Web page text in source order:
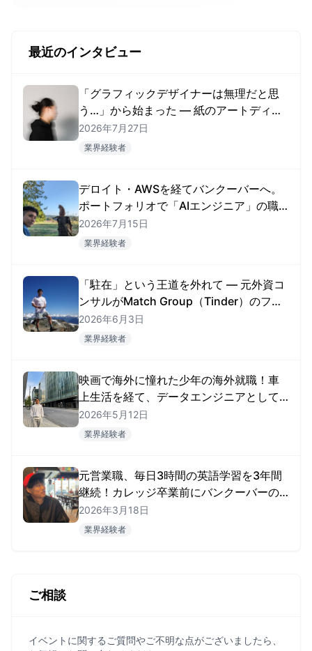
最近のインタビュー
「グラフィックデザイナーは無理だと思
う…」から始まった — 紙のアートディレ
クターがカナダ・アメリカで現地就職す
るまで
2026年7月27日
業界経験者
デロイト・AWSを経てバンクーバーへ。
ポートフォリオで「AIエンジニア」の職
を掴んだRyosukeさん
2026年7月15日
業界経験者
「駐在」という王道を外れて — 元外資コ
ンサルがMatch Group（Tinder）のファ
イナンス職に就くまで
2026年6月3日
業界経験者
映画で海外に憧れた少年の海外就職！車
上生活を経て、データエンジニアとして
掴んだ海外キャリア
2026年5月12日
業界経験者
元営業職、毎日3時間の英語学習を3年間
継続！カレッジ卒業前にバンクーバーの
AI企業に就職を決めたTomoharuさん
2026年3月18日
業界経験者
ご相談
イベントに関するご質問やご不明な点がございましたら、